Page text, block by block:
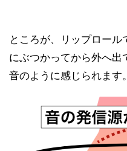
ところが、リップロー
にぶつかってから外へ出
音のように感じられます。